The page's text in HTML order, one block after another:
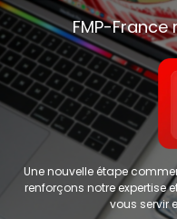
FMP-France
Une nouvelle étape
renforçons notre expertise
vous servir